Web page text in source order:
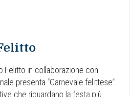
Felitto in collaborazione con
presenta “Carnevale felittese”.
che riguardano la festa più